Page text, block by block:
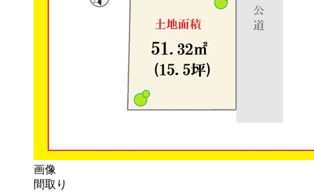
画像
間取り